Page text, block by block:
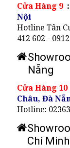
Cửa Hàng 9 :
Nội
Hotline Tân
412 602 -
Nẵng
Cửa Hàng 10
Châu, Đà
Hotline:
Chí Minh